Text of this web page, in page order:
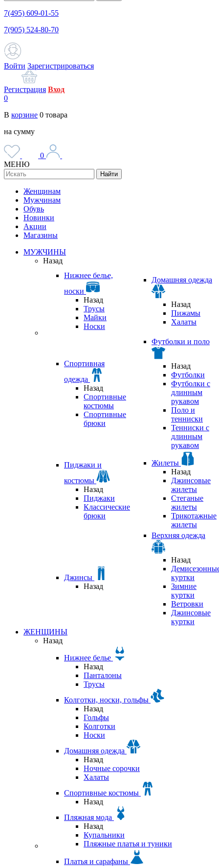
7(495) 609-01-55
7(905) 524-80-70
Войти Зарегистрироваться
Регистрация Вход
0
В корзине 0 товара
на сумму
0
МЕНЮ
Найти
Женщинам
Мужчинам
Обувь
Новинки
Акции
Магазины
МУЖЧИНЫ
Назад
Нижнее белье,
носки
Назад
Трусы
Майки
Носки
Домашняя одежда
Назад
Пижамы
Халаты
Спортивная
одежда
Назад
Спортивные
костюмы
Спортивные
брюки
Футболки и поло
Назад
Футболки
Футболки с
длинным
рукавом
Поло и
тенниски
Тенниски с
длинным
рукавом
Пиджаки и
костюмы
Назад
Пиджаки
Классические
брюки
Жилеты
Назад
Джинсовые
жилеты
Стеганые
жилеты
Трикотажные
жилеты
Джинсы
Назад
Верхняя одежда
Назад
куртки
Зимние
куртки
Ветровки
Джинсовые
куртки
ЖЕНЩИНЫ
Назад
Нижнее белье
Назад
Панталоны
Трусы
Колготки, носки, гольфы
Назад
Гольфы
Колготки
Носки
Домашняя одежда
Назад
Ночные сорочки
Халаты
Спортивные костюмы
Назад
Пляжная мода
Назад
Купальники
Пляжные платья и туники
Платья и сарафаны